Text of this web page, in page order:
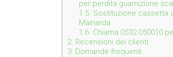
per perdita guarnizione
1.5. Sostituzione cassetta
Mainarda
1.6. Chiama 0532 050010
2. Recensioni dei clienti
3. Domande frequenti